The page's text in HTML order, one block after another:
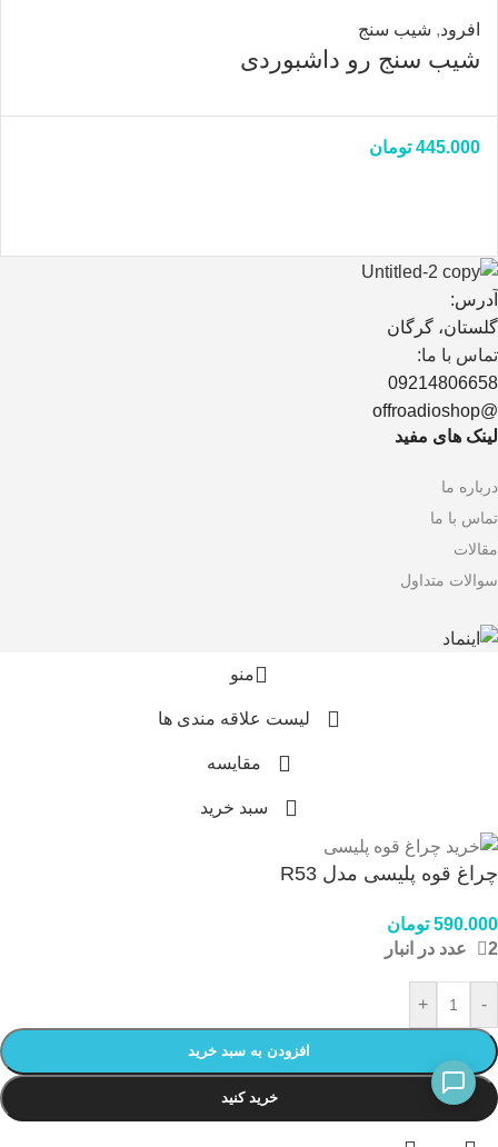
افرود, شیب سنج
شیب سنج رو داشبوردی
445.000 تومان
آدرس:
گلستان، گرگان
تماس با ما:
09214806658
@offroadioshop
لینک های مفید
درباره ما
تماس با ما
مقالات
سوالات متداول
منو
لیست علاقه مندی ها
مقايسه
سبد خرید
چراغ قوه پلیسی مدل R53
590.000 تومان
2 عدد در انبار
-
+
افزودن به سبد خرید
خرید کنید